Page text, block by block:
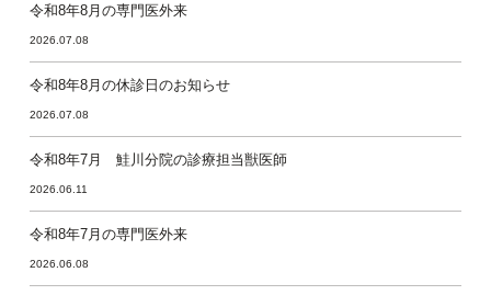
令和8年8月の専門医外来
2026.07.08
令和8年8月の休診日のお知らせ
2026.07.08
令和8年7月 鮭川分院の診療担当獣医師
2026.06.11
令和8年7月の専門医外来
2026.06.08